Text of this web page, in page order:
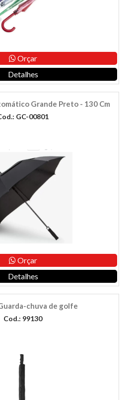
Orçar
Detalhes
Grande Preto - 130 Cm
GC-00801
Orçar
Detalhes
chuva de golfe
Cod.: 99130